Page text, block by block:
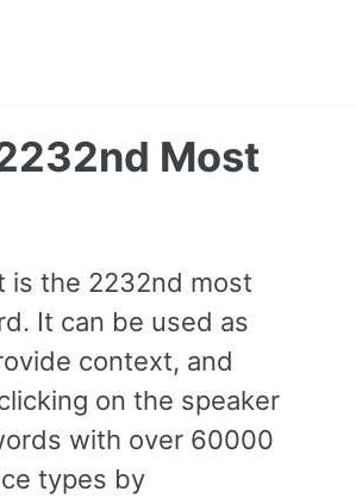
Most
is the 2232nd most
It can be used as
context, and
on the speaker
with over 60000
types by